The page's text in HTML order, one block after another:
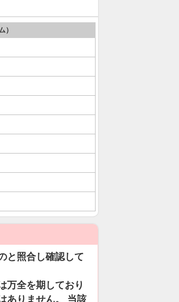
）
と照合し確認して
万全を期しており
ありません。 当該